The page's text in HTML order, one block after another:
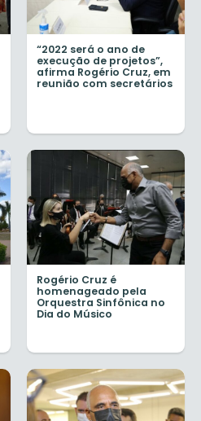
“2022 será o ano de
execução de projetos”,
afirma Rogério Cruz, em
reunião com secretários
Rogério Cruz é
homenageado pela
Orquestra Sinfônica no
Dia do Músico